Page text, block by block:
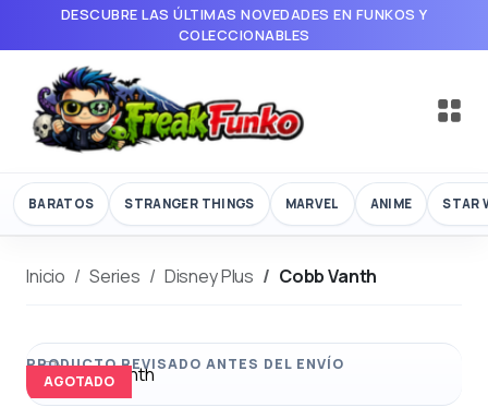
DESCUBRE LAS ÚLTIMAS NOVEDADES EN FUNKOS Y
COLECCIONABLES
BARATOS STRANGER THINGS MARVEL ANIME STAR
Inicio Series Disney Plus Cobb Vanth
AGOTADO